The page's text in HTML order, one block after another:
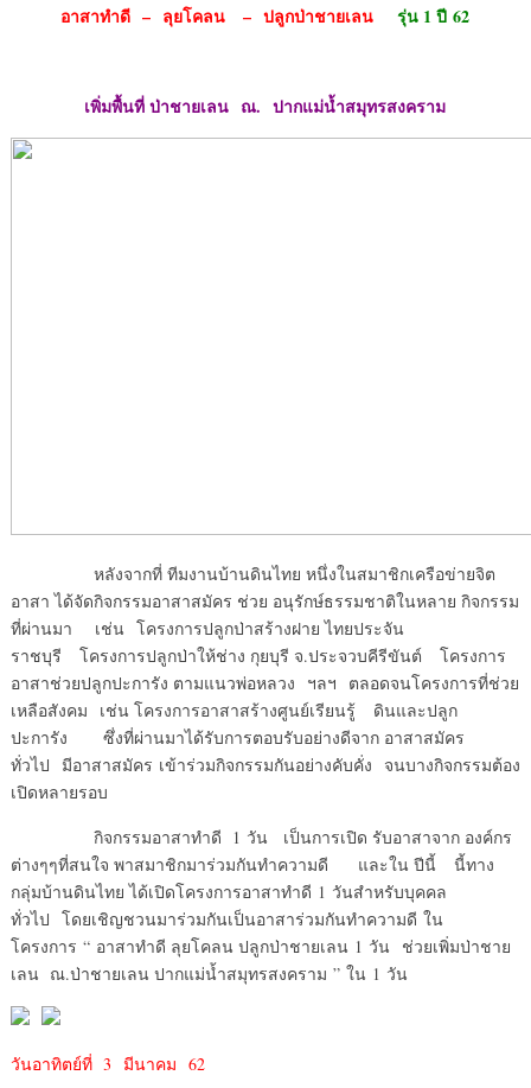
อาสาทำดี – ลุยโคลน – ปลูกป่าชายเลน รุ่น 1 ปี62
เพิ่มพื้นที่ ป่าชายเลน ณ. ปากแม่น้ำสมุทรสงคราม
หลังจากที่ ทีมงานบ้านดินไทย หนึ่งในสมาชิกเครือข่ายจิต
อาสา ได้จัดกิจกรรมอาสาสมัคร ช่วย อนุรักษ์ธรรมชาติในหลาย กิจกรรม
ที่ผ่านมา เช่น โครงการปลูกป่าสร้างฝาย ไทยประจัน
ราชบุรี โครงการปลูกป่าให้ช่าง กุยบุรี จ.ประจวบคีรีขันต์ โครงการ
อาสาช่วยปลูกปะการัง ตามแนวพ่อหลวง ฯลฯ ตลอดจนโครงการที่ช่วย
เหลือสังคม เช่น โครงการอาสาสร้างศูนย์เรียนรู้ ดินและปลูก
ปะการัง ซึ่งที่ผ่านมาได้รับการตอบรับอย่างดีจาก อาสาสมัคร
ทั่วไป มีอาสาสมัคร เข้าร่วมกิจกรรมกันอย่างคับคั่ง จนบางกิจกรรมต้อง
เปิดหลายรอบ
กิจกรรมอาสาทำดี 1 วัน เป็นการเปิด รับอาสาจาก องค์กร
ต่างๆๆที่สนใจ พาสมาชิกมาร่วมกันทำความดี และใน ปีนี้ นี้ทาง
กลุ่มบ้านดินไทย ได้เปิดโครงการอาสาทำดี 1 วันสำหรับบุคคล
ทั่วไป โดยเชิญชวนมาร่วมกันเป็นอาสาร่วมกันทำความดี ใน
โครงการ “ อาสาทำดี ลุยโคลน ปลูกป่าชายเลน 1 วัน ช่วยเพิ่มป่าชาย
เลน ณ.ป่าชายเลน ปากแม่น้ำสมุทรสงคราม ” ใน 1 วัน
วันอาทิตย์ที่ 3 มีนาคม 62